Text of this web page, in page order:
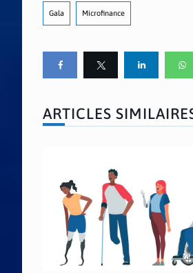
Gala Microfinance
ARTICLES